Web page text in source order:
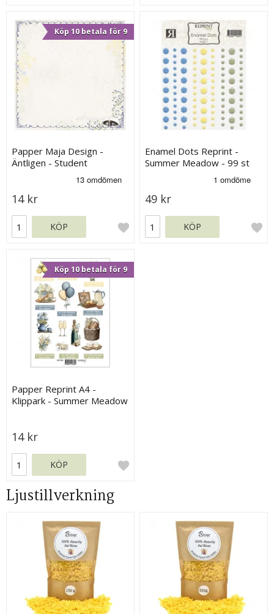
Köp 10 betala för 9
Papper Maja Design -
Äntligen - Student
14 kr
KÖP
Enamel Dots Reprint -
Summer Meadow - 99 st
49 kr
KÖP
Köp 10 betala för 9
Papper Reprint A4 -
Klippark - Summer Meadow
14 kr
KÖP
Ljustillverkning